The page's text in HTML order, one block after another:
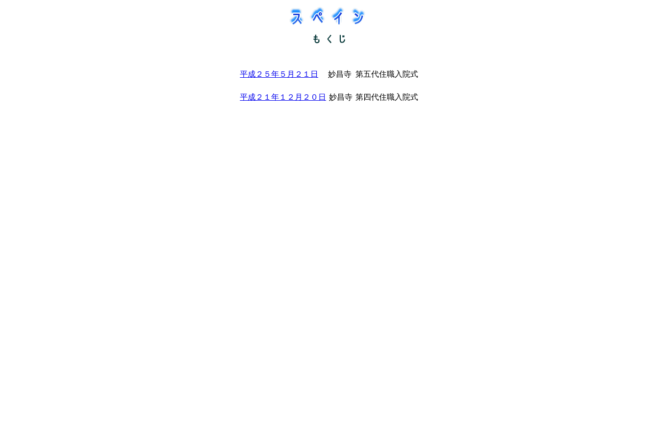
平成２５年５月２１日 妙昌寺 第五代住職入院式
平成２１年１２月２０日 妙昌寺 第四代住職入院式